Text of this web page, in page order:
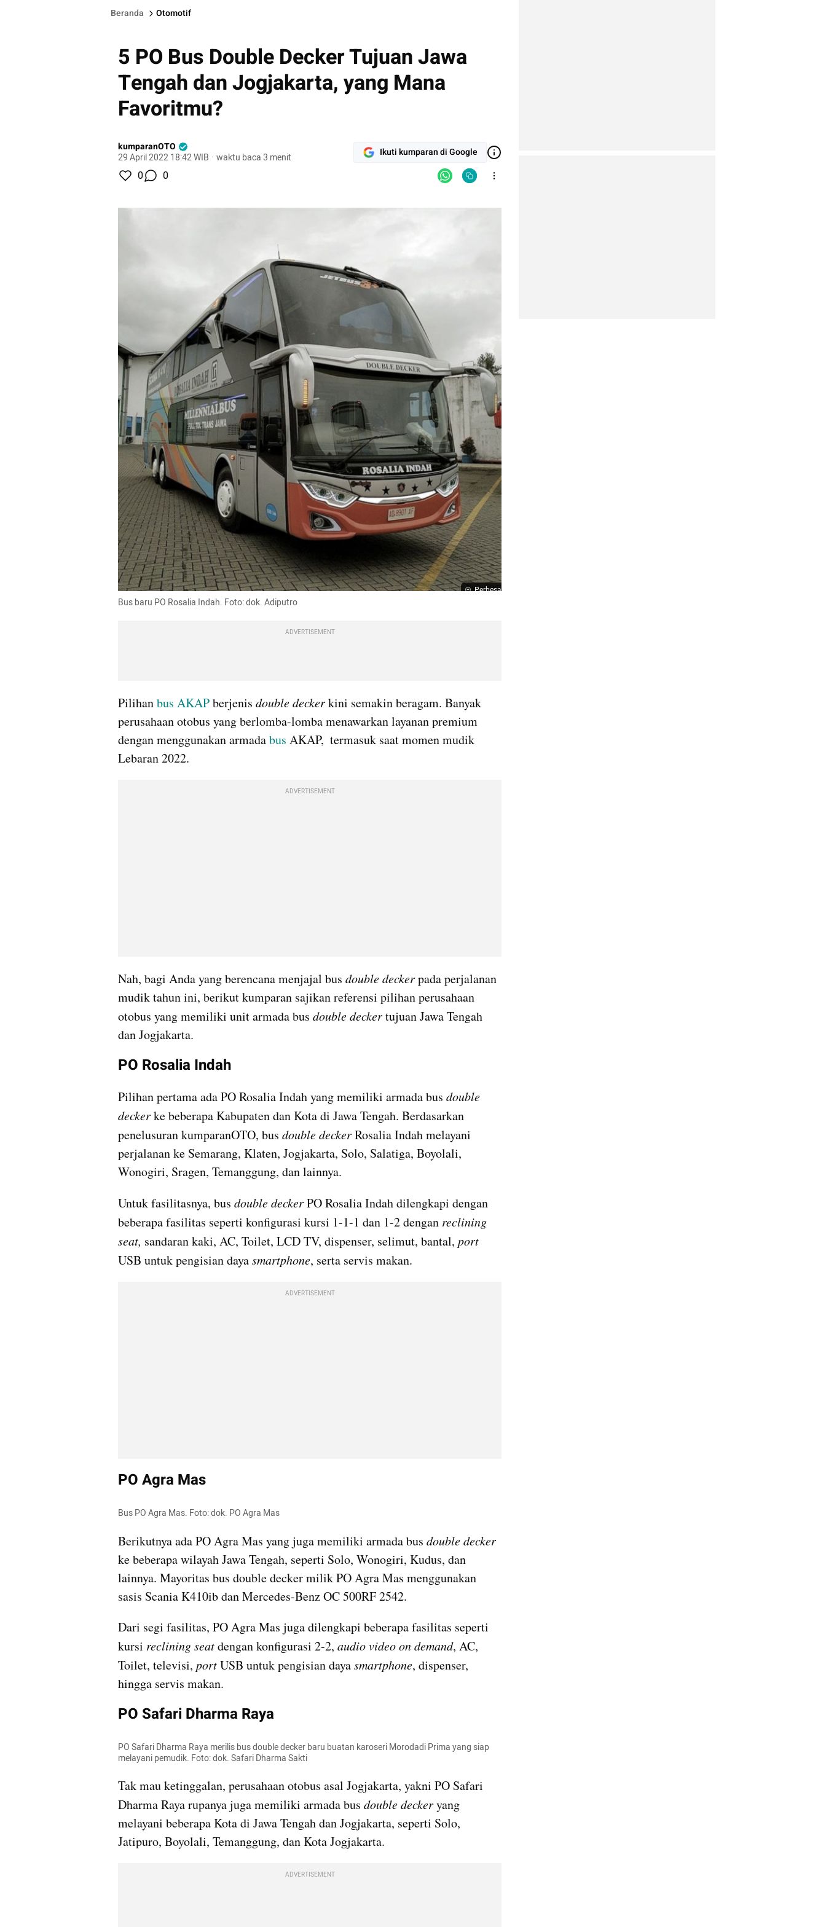
Beranda Otomotif
5 PO Bus Double Decker Tujuan Jawa
Tengah dan Jogjakarta, yang Mana
Favoritmu?
kumparanOTO
29 April 2022 18:42 WIB · waktu baca 3 menit Ikuti kumparan di Google
0 0
Perbesar
Bus baru PO Rosalia Indah. Foto: dok. Adiputro
ADVERTISEMENT
Pilihan bus AKAP berjenis double decker kini semakin beragam. Banyak
perusahaan otobus yang berlomba-lomba menawarkan layanan premium
dengan menggunakan armada bus AKAP,  termasuk saat momen mudik
Lebaran 2022.
ADVERTISEMENT
Nah, bagi Anda yang berencana menjajal bus double decker pada perjalanan
mudik tahun ini, berikut kumparan sajikan referensi pilihan perusahaan
otobus yang memiliki unit armada bus double decker tujuan Jawa Tengah
dan Jogjakarta.
PO Rosalia Indah
Pilihan pertama ada PO Rosalia Indah yang memiliki armada bus double
decker ke beberapa Kabupaten dan Kota di Jawa Tengah. Berdasarkan
penelusuran kumparanOTO, bus double decker Rosalia Indah melayani
perjalanan ke Semarang, Klaten, Jogjakarta, Solo, Salatiga, Boyolali,
Wonogiri, Sragen, Temanggung, dan lainnya.
Untuk fasilitasnya, bus double decker PO Rosalia Indah dilengkapi dengan
beberapa fasilitas seperti konfigurasi kursi 1-1-1 dan 1-2 dengan reclining
seat, sandaran kaki, AC, Toilet, LCD TV, dispenser, selimut, bantal,
USB untuk pengisian daya smartphone, serta servis makan.
ADVERTISEMENT
PO Agra Mas
Bus PO Agra Mas. Foto: dok. PO Agra Mas
Berikutnya ada PO Agra Mas yang juga memiliki armada bus
ke beberapa wilayah Jawa Tengah, seperti Solo, Wonogiri, Kudus, dan
lainnya. Mayoritas bus double decker milik PO Agra Mas menggunakan
sasis Scania K410ib dan Mercedes-Benz OC 500RF 2542.
Dari segi fasilitas, PO Agra Mas juga dilengkapi beberapa fasilitas seperti
kursi reclining seat dengan konfigurasi 2-2, audio video on demand, AC,
Toilet, televisi, port USB untuk pengisian daya smartphone, dispenser,
hingga servis makan.
PO Safari Dharma Raya
PO Safari Dharma Raya merilis bus double decker baru buatan karoseri Morodadi Prima yang siap
melayani pemudik. Foto: dok. Safari Dharma Sakti
Tak mau ketinggalan, perusahaan otobus asal Jogjakarta, yakni PO Safari
Dharma Raya rupanya juga memiliki armada bus double decker yang
melayani beberapa Kota di Jawa Tengah dan Jogjakarta, seperti Solo,
Jatipuro, Boyolali, Temanggung, dan Kota Jogjakarta.
ADVERTISEMENT